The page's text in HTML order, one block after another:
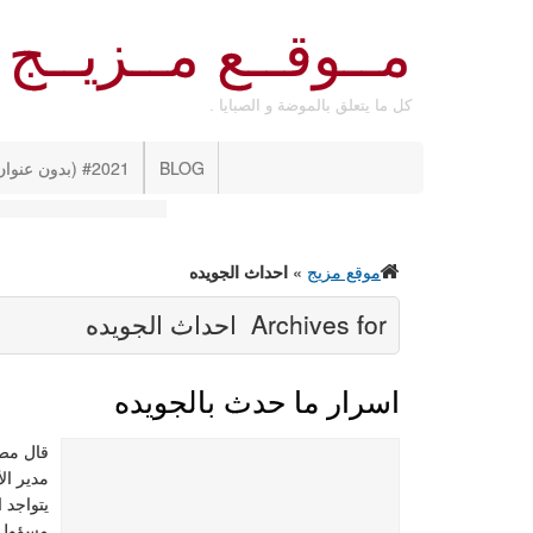
مــوقــع مــزيــج
كل ما يتعلق بالموضة و الصبايا .
#2021 (بدون عنوان) BLOG
موقع مزيج » احداث الجويده
Archives for احداث الجويده
اسرار ما حدث بالجويده
قال
مدير